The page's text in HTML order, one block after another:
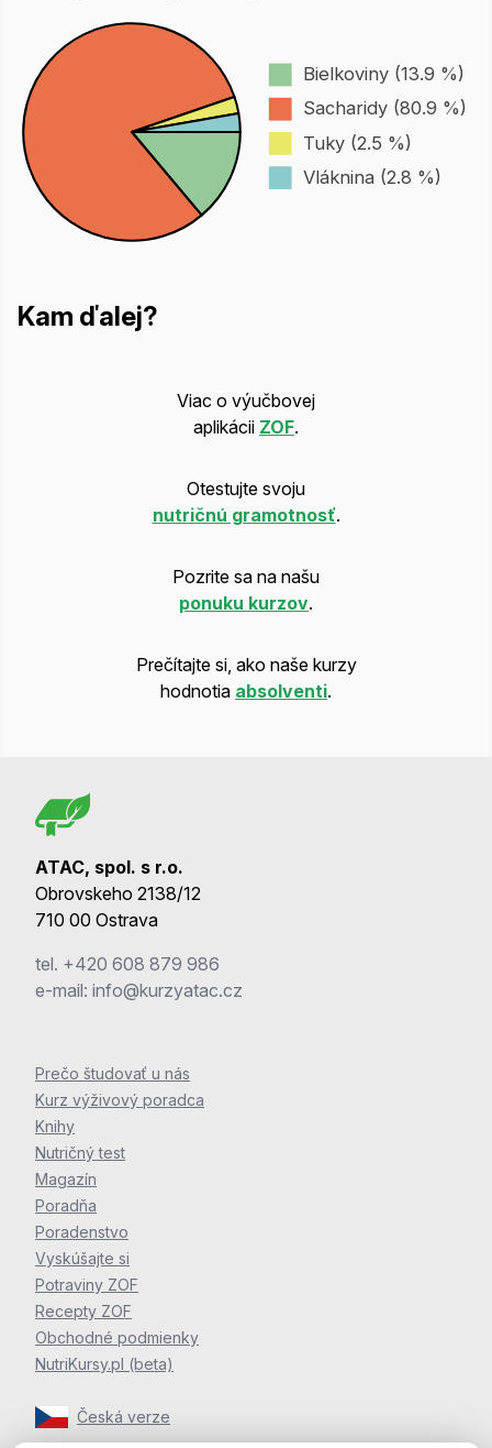
Bielkoviny (13.9 %)
Sacharidy (80.9 %)
Tuky (2.5 %)
Vláknina (2.8 %)
Kam ďalej?
Viac o výučbovej
aplikácii ZOF.
Otestujte svoju
nutričnú gramotnosť.
Pozrite sa na našu
ponuku kurzov.
Prečítajte si, ako naše kurzy
hodnotia absolventi.
ATAC, spol. s r.o.
Obrovskeho 2138/12
710 00 Ostrava
tel. +420 608 879 986
e-mail: info@kurzyatac.cz
Prečo študovať u nás
Kurz výživový poradca
Knihy
Nutričný test
Magazín
Poradňa
Poradenstvo
Vyskúšajte si
Potraviny ZOF
Recepty ZOF
Obchodné podmienky
NutriKursy.pl (beta)
Česká verze